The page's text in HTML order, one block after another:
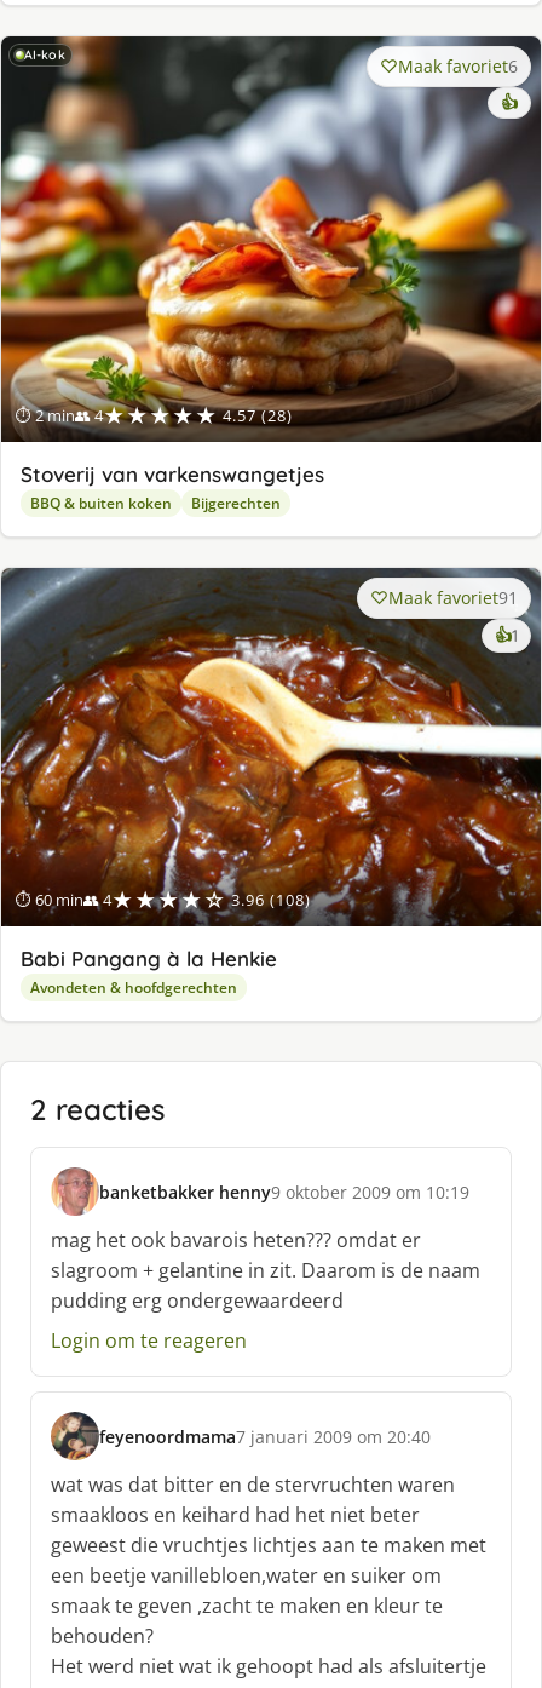
AI-kok
⏱ 2 min👥 4★★★★★ 4.57 (28)
Maak favoriet6
👍
Stoverij van varkenswangetjes
BBQ & buiten koken Bijgerechten
⏱ 60 min👥 4★★★★☆ 3.96 (108)
Maak favoriet91
👍1
Babi Pangang à la Henkie
Avondeten & hoofdgerechten
2 reacties
banketbakker henny
s
h
r
e
e
:
9 oktober 2009 om 10:19
mag het ook bavarois heten??? omdat er
slagroom + gelantine in zit. Daarom is de naam
pudding erg ondergewaardeerd
Login om te reageren
feyenoordmama
s
h
r
e
e
f
:
7 januari 2009 om 20:40
wat was dat bitter en de stervruchten waren
smaakloos en keihard had het niet beter
geweest die vruchtjes lichtjes aan te maken met
een beetje vanillebloen,water en suiker om
smaak te geven ,zacht te maken en kleur te
behouden?
Het werd niet wat ik gehoopt had als afsluitertje